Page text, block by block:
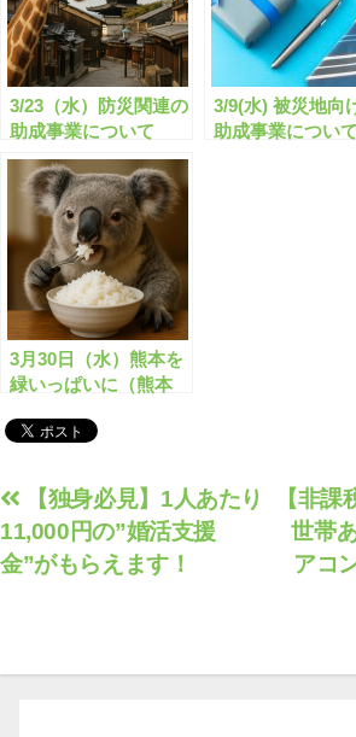
3/23（水）防災関連の
助成事業について
3/9(水) 被災地向
助成事業について
3月30日（水）熊本を
緑いっぱいに（熊本
投
稿
ナ
【非
世帯
アコ
【独身必見】1人あたり
11,000円の”婚活支援
金”がもらえます！